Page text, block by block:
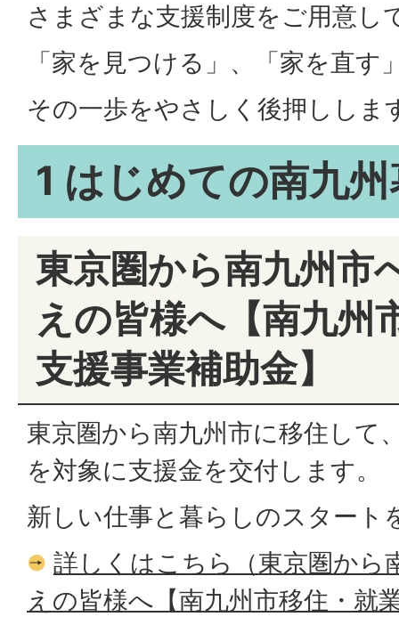
さまざまな支援制度をご用意し
「家を見つける」、「家を直す
その一歩をやさしく後押ししま
1 はじめての南九
東京圏から南九州市
えの皆様へ【南九州
支援事業補助金】
東京圏から南九州市に移住して
を対象に支援金を交付します。
新しい仕事と暮らしのスタート
詳しくはこちら（東京圏から
えの皆様へ【南九州市移住・就